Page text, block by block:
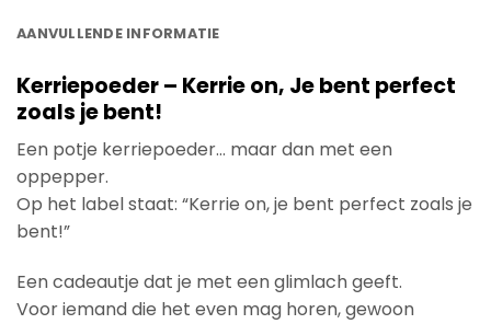
AANVULLENDE INFORMATIE
Kerriepoeder – Kerrie on, Je bent perfect
zoals je bent!
Een potje kerriepoeder… maar dan met een
oppepper.
Op het label staat: “Kerrie on, je bent perfect zoals je
bent!”
Een cadeautje dat je met een glimlach geeft.
Voor iemand die het even mag horen, gewoon